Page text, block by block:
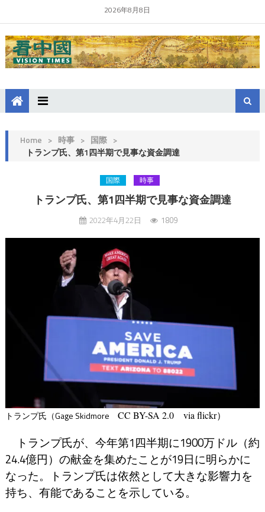
2026年8月8日
Home > 時事 > 国際 >
トランプ氏、第1四半期で見事な資金調達
国際 時事
トランプ氏、第1四半期で見事な資金調達
2022年4月22日 1809
トランプ氏（Gage Skidmore CC BY-SA 2.0 via flickr）
トランプ氏が、今年第1四半期に1900万ドル（約
24.4億円）の献金を集めたことが19日に明らかに
なった。トランプ氏は依然として大きな影響力を
持ち、有能であることを示している。